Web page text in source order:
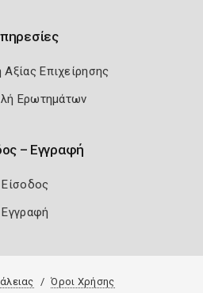
Επιχείρησης
Ερωτημάτων
– Εγγραφή
Είσοδος
Εγγραφή
Όροι Χρήσης